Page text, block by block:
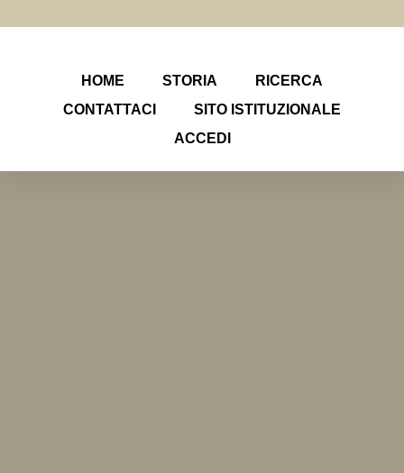
HOME STORIA
RICERCA
CONTATTACI
SITO ISTITUZIONALE
ACCEDI